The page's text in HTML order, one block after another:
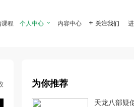
课程 个人中心  内容中心  关注我们
为你推荐
天龙八部疑